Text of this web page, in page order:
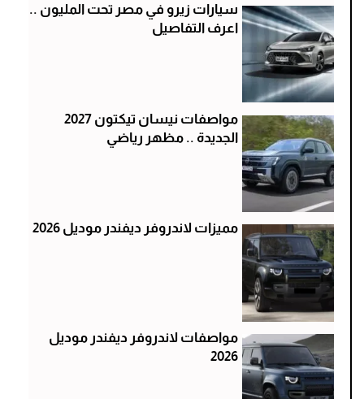
سيارات زيرو في مصر تحت المليون ..
اعرف التفاصيل
مواصفات نيسان تيكتون 2027
الجديدة .. مظهر رياضي
مميزات لاندروفر ديفندر موديل 2026
مواصفات لاندروفر ديفندر موديل
2026